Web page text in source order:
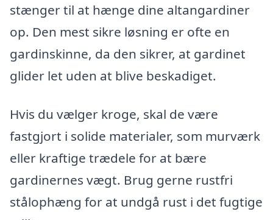
stænger til at hænge dine altangardiner
op. Den mest sikre løsning er ofte en
gardinskinne, da den sikrer, at gardinet
glider let uden at blive beskadiget.
Hvis du vælger kroge, skal de være
fastgjort i solide materialer, som murværk
eller kraftige trædele for at bære
gardinernes vægt. Brug gerne rustfri
stålophæng for at undgå rust i det fugtige